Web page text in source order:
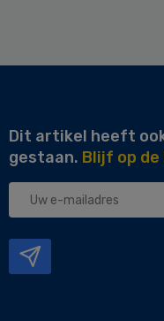
Dit artikel heeft
gestaan. Blijf op
Uw